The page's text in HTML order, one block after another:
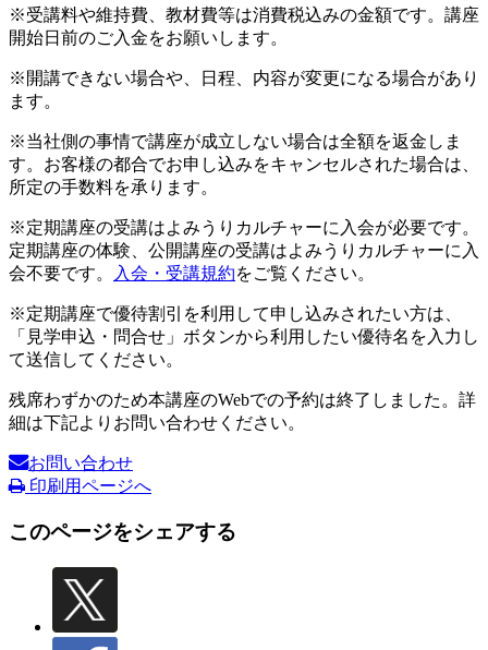
※受講料や維持費、教材費等は消費税込みの金額です。講座
開始日前のご入金をお願いします。
※開講できない場合や、日程、内容が変更になる場合があり
ます。
※当社側の事情で講座が成立しない場合は全額を返金しま
す。お客様の都合でお申し込みをキャンセルされた場合は、
所定の手数料を承ります。
※定期講座の受講はよみうりカルチャーに入会が必要です。
定期講座の体験、公開講座の受講はよみうりカルチャーに入
会不要です。
入会・受講規約をご覧ください。
※定期講座で優待割引を利用して申し込みされたい方は、
「見学申込・問合せ」ボタンから利用したい優待名を入力し
て送信してください。
残席わずかのため本講座のWebでの予約は終了しました。詳
細は下記よりお問い合わせください。
お問い合わせ
印刷用ページへ
このページをシェアする